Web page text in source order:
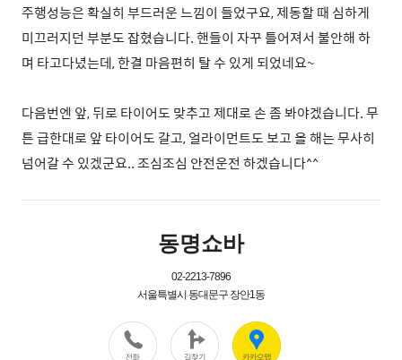
주행성능은 확실히 부드러운 느낌이 들었구요, 제동할 때 심하게
미끄러지던 부분도 잡혔습니다. 핸들이 자꾸 틀어져서 불안해 하
며 타고다녔는데, 한결 마음편히 탈 수 있게 되었네요~
다음번엔 앞, 뒤로 타이어도 맞추고 제대로 손 좀 봐야겠습니다. 무
튼 급한대로 앞 타이어도 갈고, 얼라이먼트도 보고 올 해는 무사히
넘어갈 수 있겠군요.. 조심조심 안전운전 하겠습니다^^